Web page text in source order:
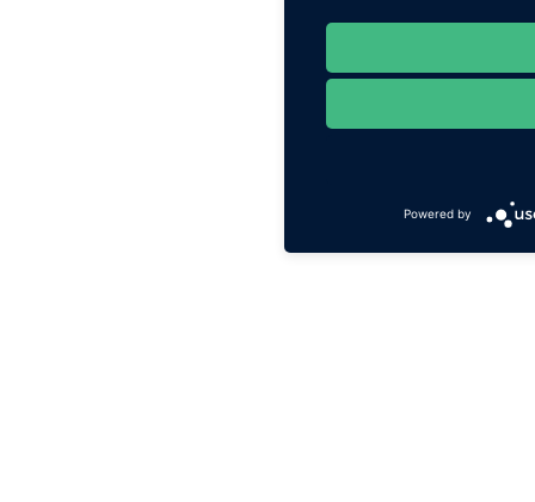
Powered by